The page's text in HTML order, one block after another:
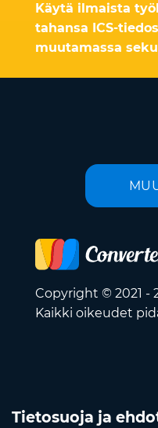
Käytä ilmaista
tahansa ICS-
muutamassa
Copyright © 2021 -
Kaikki oikeudet
Tietosuoja ja